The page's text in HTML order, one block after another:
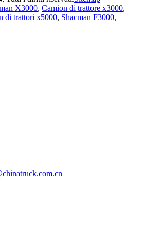
X3000, Camion di trattore x3000,
di trattori x5000, Shacman F3000,